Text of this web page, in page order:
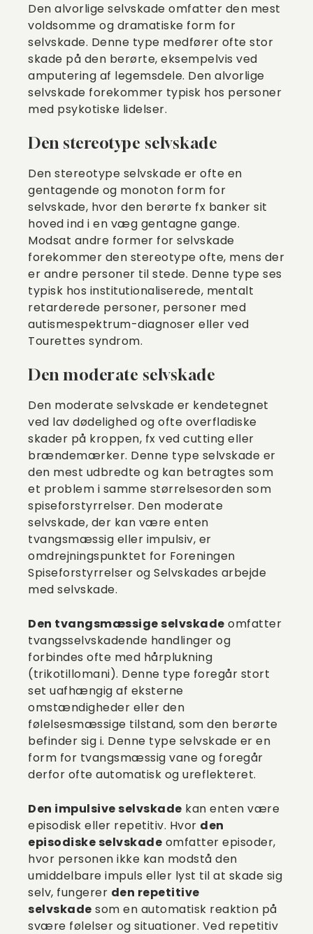
Den alvorlige selvskade omfatter den mest
voldsomme og dramatiske form for
selvskade. Denne type medfører ofte stor
skade på den berørte, eksempelvis ved
amputering af legemsdele. Den alvorlige
selvskade forekommer typisk hos personer
med psykotiske lidelser.
Den stereotype selvskade
Den stereotype selvskade er ofte en
gentagende og monoton form for
selvskade, hvor den berørte fx banker sit
hoved ind i en væg gentagne gange.
Modsat andre former for selvskade
forekommer den stereotype ofte, mens der
er andre personer til stede. Denne type ses
typisk hos institutionaliserede, mentalt
retarderede personer, personer med
autismespektrum-diagnoser eller ved
Tourettes syndrom.
Den moderate selvskade
Den moderate selvskade er kendetegnet
ved lav dødelighed og ofte overfladiske
skader på kroppen, fx ved cutting eller
brændemærker. Denne type selvskade er
den mest udbredte og kan betragtes som
et problem i samme størrelsesorden som
spiseforstyrrelser. Den moderate
selvskade, der kan være enten
tvangsmæssig eller impulsiv, er
omdrejningspunktet for Foreningen
Spiseforstyrrelser og Selvskades arbejde
med selvskade.
Den tvangsmæssige selvskade omfatter
tvangsselvskadende handlinger og
forbindes ofte med hårplukning
(trikotillomani). Denne type foregår stort
set uafhængig af eksterne
omstændigheder eller den
følelsesmæssige tilstand, som den berørte
befinder sig i. Denne type selvskade er en
form for tvangsmæssig vane og foregår
derfor ofte automatisk og ureflekteret.
Den impulsive selvskade kan enten være
episodisk eller repetitiv. Hvor den
episodiske selvskade omfatter episoder,
hvor personen ikke kan modstå den
umiddelbare impuls eller lyst til at skade sig
selv, fungerer den repetitive
selvskade som en automatisk reaktion på
svære følelser og situationer. Ved repetitiv